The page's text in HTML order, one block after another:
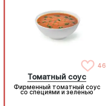
46
Томатный соус
Фирменный томатный соус
со специями и зеленью